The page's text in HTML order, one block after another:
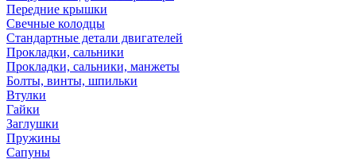
Передние крышки
Свечные колодцы
Стандартные детали двигателей
Прокладки, сальники
Прокладки, сальники, манжеты
Болты, винты, шпильки
Втулки
Гайки
Заглушки
Пружины
Сапуны